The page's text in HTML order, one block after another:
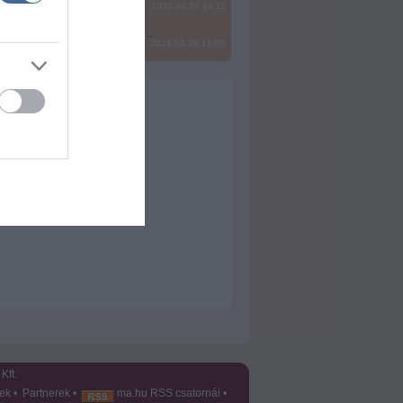
2022.03.29 16:11
2022.03.29 16:06
• Partnerek• ma.hu RSS csatornái •